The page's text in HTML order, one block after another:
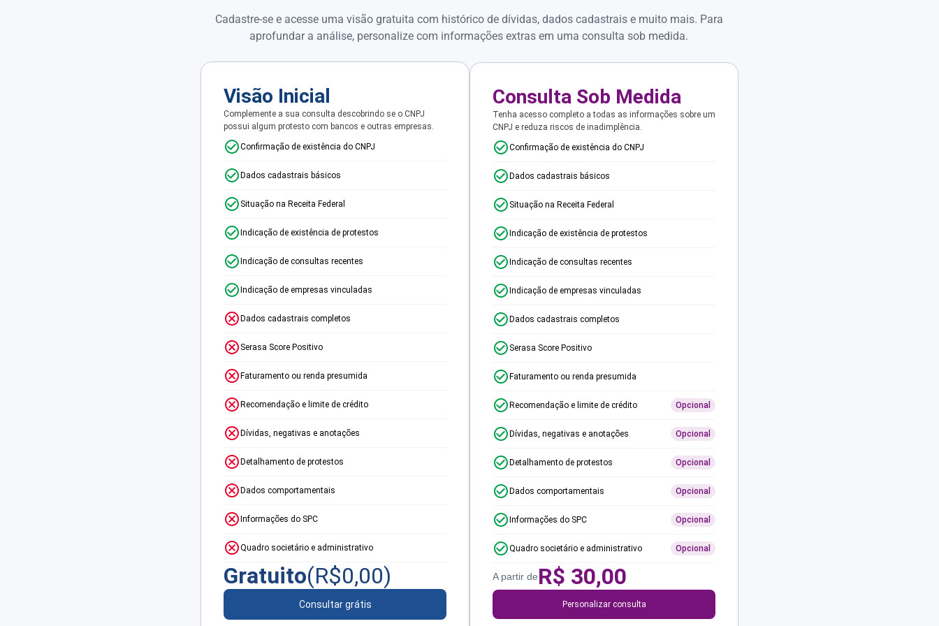
Cadastre-se e acesse uma visão gratuita com histórico de dívidas, dados cadastrais e muito mais. Para
aprofundar a análise, personalize com informações extras em uma consulta sob medida.
Visão Inicial
Complemente a sua consulta descobrindo se o CNPJ
possui algum protesto com bancos e outras empresas.
Confirmação de existência do CNPJ
Dados cadastrais básicos
Situação na Receita Federal
Indicação de existência de protestos
Indicação de consultas recentes
Indicação de empresas vinculadas
Dados cadastrais completos
Serasa Score Positivo
Faturamento ou renda presumida
Recomendação e limite de crédito
Dívidas, negativas e anotações
Detalhamento de protestos
Dados comportamentais
Informações do SPC
Quadro societário e administrativo
Gratuito(R$0,00)
Consultar grátis
Consulta Sob Medida
Tenha acesso completo a todas as informações sobre um
CNPJ e reduza riscos de inadimplência.
Confirmação de existência do CNPJ
Dados cadastrais básicos
Situação na Receita Federal
Indicação de existência de protestos
Indicação de consultas recentes
Indicação de empresas vinculadas
Dados cadastrais completos
Serasa Score Positivo
Faturamento ou renda presumida
Recomendação e limite de crédito Opcional
Dívidas, negativas e anotações Opcional
Detalhamento de protestos Opcional
Dados comportamentais Opcional
Informações do SPC Opcional
Quadro societário e administrativo Opcional
A partir deR$ 30,00
Personalizar consulta